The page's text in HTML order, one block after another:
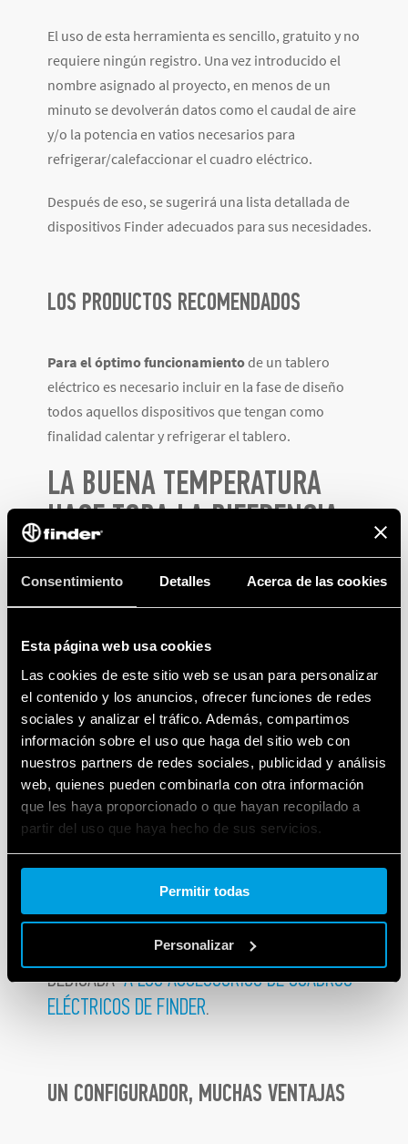
Consentimiento Detalles Acerca de las cookies
Esta página web usa cookies
Las cookies de este sitio web se usan para personalizar
el contenido y los anuncios, ofrecer funciones de redes
sociales y analizar el tráfico. Además, compartimos
información sobre el uso que haga del sitio web con
nuestros partners de redes sociales, publicidad y análisis
web, quienes pueden combinarla con otra información
que les haya proporcionado o que hayan recopilado a
partir del uso que haya hecho de sus servicios.
Cookie policy.
Permitir todas
Personalizar
El uso de esta herramienta es sencillo, gratuito y no
requiere ningún registro. Una vez introducido el
nombre asignado al proyecto, en menos de un
minuto se devolverán datos como el caudal de aire
y/o la potencia en vatios necesarios para
refrigerar/calefaccionar el cuadro eléctrico.
Después de eso, se sugerirá una lista detallada de
dispositivos Finder adecuados para sus necesidades.
LOS PRODUCTOS RECOMENDADOS
Para el óptimo funcionamientode un tablero
eléctrico es necesario incluir en la fase de diseño
todos aquellos dispositivos que tengan como
finalidad calentar y refrigerar el tablero.
LA BUENA TEMPERATURA
HACE TODA LA DIFERENCIA
Mantener una buena temperatura y una calidad de
dispositivos instalados.
Finder, que desde hace más de 65 años acompaña a
los profesionales del sector en la instalación de
dispositivos electrónicos y electromecánicos, ha
desarrolladouna amplia gama de termostatos,
termohigrostatos,ventiladores y calefactores.
Dispositivos que cuentan con múltiples
homologaciones y certificaciones y aseguran el
LEA LA INFORMACIÓN EN PROFUNDIDAD
DEDICADAA LOS ACCESSORIOS DE CUADROS
ELÉCTRICOS DE FINDER.
UN CONFIGURADOR, MUCHAS VENTAJAS